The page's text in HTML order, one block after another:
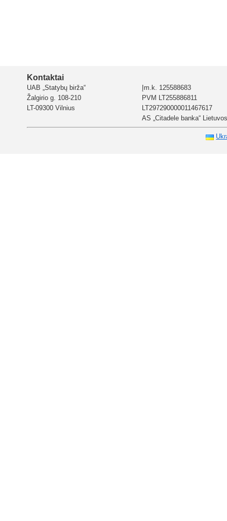
Kontaktai
UAB „Statybų birža“
Žalgirio g. 108-210
LT-09300 Vilnius
Įm.k. 125588683
PVM LT255886811
LT297290000011467617
AS „Citadele banka“